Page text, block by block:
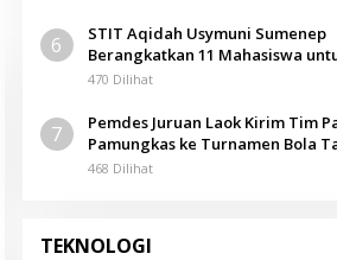
6
STIT Aqidah Usymuni Sumenep
Berangkatkan 11 Mahasiswa
Internasional di Malaysia
470 Dilihat
7
Pemdes Juruan Laok Kirim Tim
Pamungkas ke Turnamen Bola
468 Dilihat
TEKNOLOGI